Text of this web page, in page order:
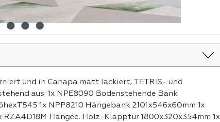
und in Canapa matt lackiert, TETRIS- und
aus: 1x NPE8090 Bodenstehende Bank
1x NPP8210 Hängebank 2101x546x60mm 1x
Hängee. Holz-Klapptür 1800x320x354mm 1x